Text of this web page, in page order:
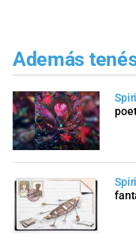
Además